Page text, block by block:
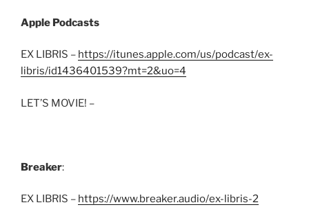
Apple Podcasts
EX LIBRIS – https://itunes.apple.com/us/podcast/ex-
libris/id1436401539?mt=2&uo=4
LET’S MOVIE! –
Breaker:
EX LIBRIS – https://www.breaker.audio/ex-libris-2